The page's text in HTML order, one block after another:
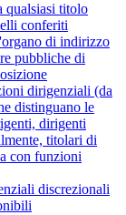
qualsiasi titolo
conferiti
di indirizzo
pubbliche di
dirigenziali (da
distinguano le
dirigenti
titolari di
con funzioni
discrezionali